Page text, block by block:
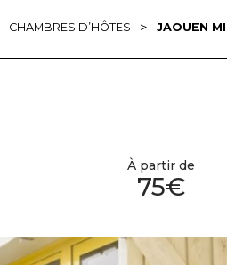
CHAMBRES D’HÔTES > JAOUEN
À partir de
75€